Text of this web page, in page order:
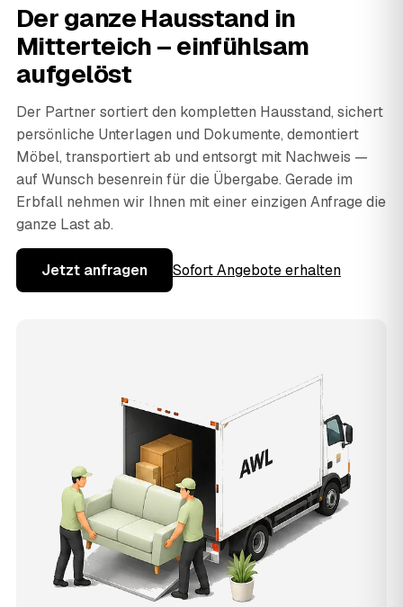
Der ganze Hausstand in
Mitterteich – einfühlsam
aufgelöst
Der Partner sortiert den kompletten Hausstand, sichert
persönliche Unterlagen und Dokumente, demontiert
Möbel, transportiert ab und entsorgt mit Nachweis —
auf Wunsch besenrein für die Übergabe. Gerade im
Erbfall nehmen wir Ihnen mit einer einzigen Anfrage die
ganze Last ab.
Jetzt anfragen Sofort Angebote erhalten